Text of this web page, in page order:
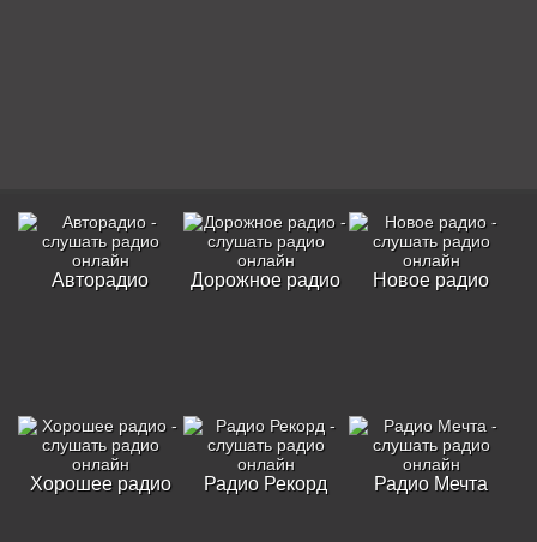
Авторадио Дорожное радио Новое радио
Хорошее радио Радио Рекорд Радио Мечта